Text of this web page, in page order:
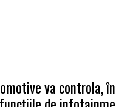
va controla,